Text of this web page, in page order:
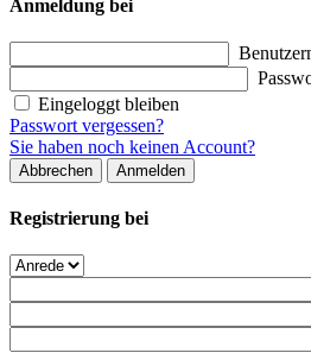
Anmeldung bei
Eingeloggt bleiben
Passwort vergessen?
Sie haben noch keinen Account?
Abbrechen Anmelden
Registrierung bei